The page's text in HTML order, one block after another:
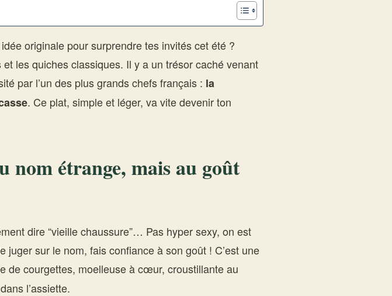
originale pour surprendre tes invités cet été ?
les quiches classiques. Il y a un trésor caché venant
par l’un des plus grands chefs français : la
. Ce plat, simple et léger, va vite devenir ton
nom étrange, mais au goût
dire “vieille chaussure”… Pas hyper sexy, on est
juger sur le nom, fais confiance à son goût ! C’est une
de courgettes, moelleuse à cœur, croustillante au
l’assiette.